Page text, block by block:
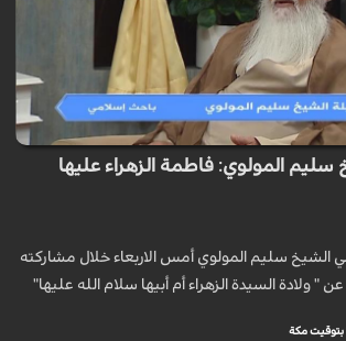
المولوي: فاطمة الزهراء عليها
الشيخ سليم المولوي أمس الاربعاء خلال مشاركته
" ولادة السيدة الزهراء أم أبيها سلام الله عليها"